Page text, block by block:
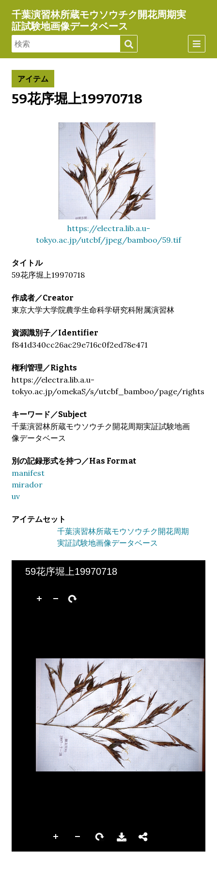
千葉演習林所蔵モウソウチク開花周期実
証試験地画像データベース
59花序堀上19970718
アイテム
タイトル
59花序堀上19970718
作成者／Creator
東京大学大学院農学生命科学研究科附属演習林
資源識別子／Identifier
f841d340cc26ac29e716c0f2ed78e471
権利管理／Rights
https://electra.lib.a.u-
tokyo.ac.jp/omekaS/s/utcbf_bamboo/page/rights
キーワード／Subject
千葉演習林所蔵モウソウチク開花周期実証試験地画
像データベース
別の記録形式を持つ／Has Format
manifest
mirador
uv
アイテムセット
千葉演習林所蔵モウソウチク開花周期
実証試験地画像データベース
https://electra.lib.a.u-
tokyo.ac.jp/utcbf/jpeg/bamboo/59.tif
59花序堀上19970718